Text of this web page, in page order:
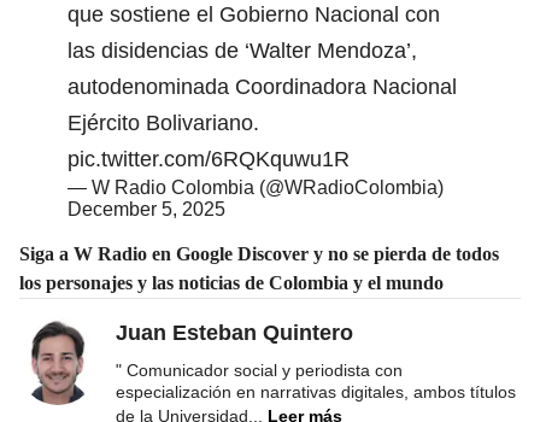
que sostiene el Gobierno Nacional con
las disidencias de ‘Walter Mendoza’,
autodenominada Coordinadora Nacional
Ejército Bolivariano.
pic.twitter.com/6RQKquwu1R
— W Radio Colombia (@WRadioColombia)
December 5, 2025
Siga a W Radio en Google Discover y no se pierda de todos
los personajes y las noticias de Colombia y el mundo
Juan Esteban Quintero
" Comunicador social y periodista con
especialización en narrativas digitales, ambos títulos
de la Universidad
Leer más